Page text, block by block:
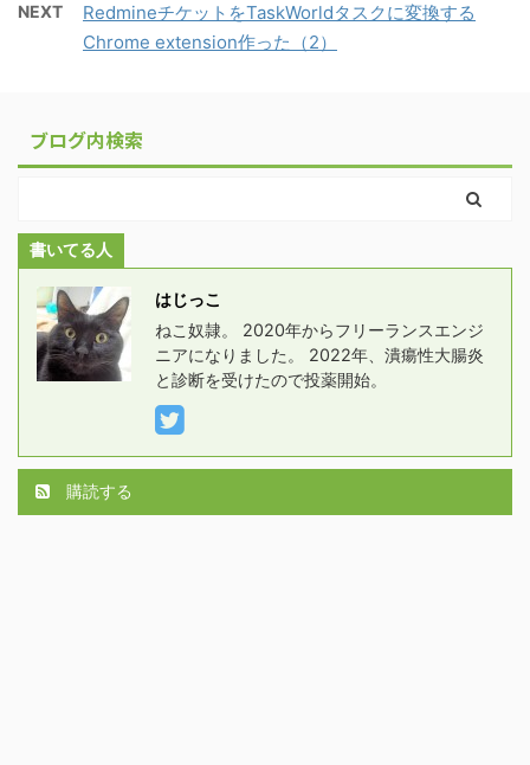
NEXT
RedmineチケットをTaskWorldタスクに変換する
Chrome extension作った（2）
ブログ内検索
書いてる人
はじっこ
ねこ奴隷。 2020年からフリーランスエンジ
ニアになりました。 2022年、潰瘍性大腸炎
と診断を受けたので投薬開始。
購読する